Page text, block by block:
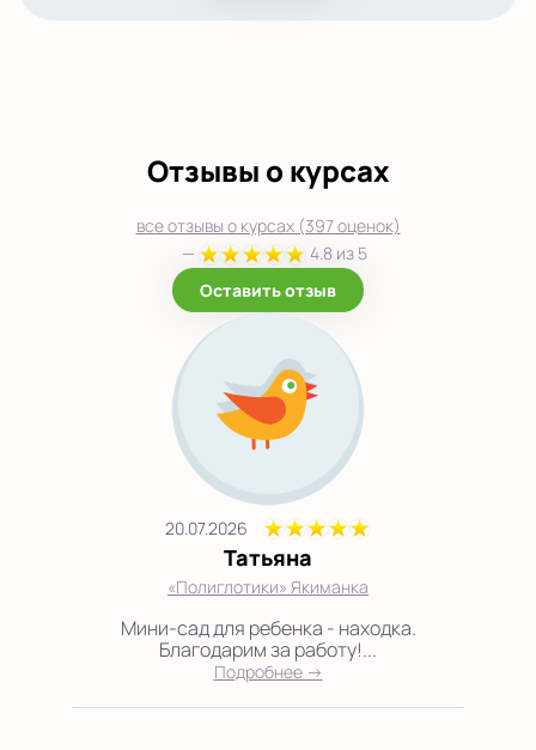
Отзывы о курсах
все отзывы о курсах (397 оценок)
—
4.8 из 5
Оставить отзыв
20.07.2026
Татьяна
«Полиглотики» Якиманка
Мини-сад для ребенка - находка.
Благодарим за работу!...
Подробнее →